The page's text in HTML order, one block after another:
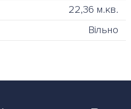
22,36 м.кв.
Вільно